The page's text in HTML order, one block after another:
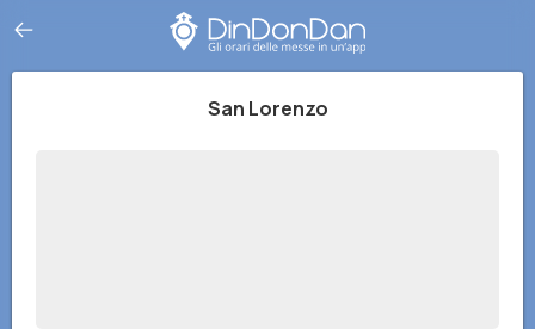
San Lorenzo